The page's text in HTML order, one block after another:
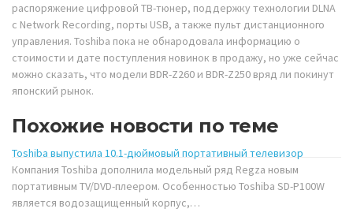
распоряжение цифровой ТВ-тюнер, поддержку технологии DLNA
с Network Recording, порты USB, а также пульт дистанционного
управления. Toshiba пока не обнародовала информацию о
стоимости и дате поступления новинок в продажу, но уже сейчас
можно сказать, что модели BDR-Z260 и BDR-Z250 вряд ли покинут
японский рынок.
Похожие новости по теме
Toshiba выпустила 10.1-дюймовый портативный телевизор
Компания Toshiba дополнила модельный ряд Regza новым
портативным TV/DVD-плеером. Особенностью Toshiba SD-P100W
является водозащищенный корпус,…